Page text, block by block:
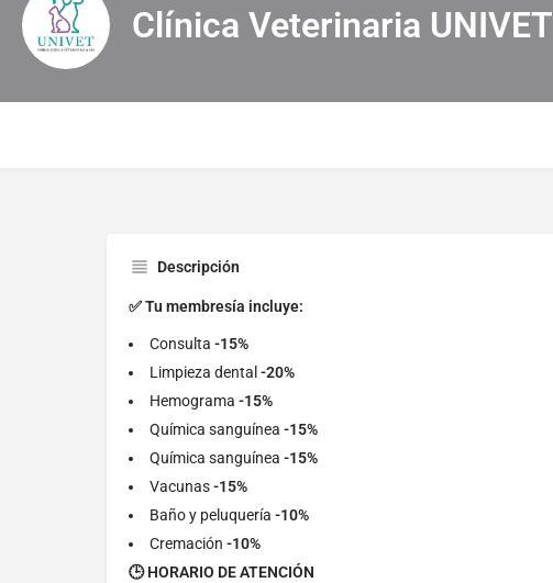
Clínica Veterinaria UNIVET
Descripción
✅ Tu membresía incluye:
Consulta -15%
Limpieza dental -20%
Hemograma -15%
Química sanguínea -15%
Química sanguínea -15%
Vacunas-15%
Baño y peluquería -10%
Cremación -10%
🕒 HORARIO DE ATENCIÓN